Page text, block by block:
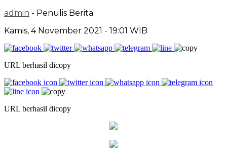
admin - Penulis Berita
Kamis, 4 November 2021 - 19:01 WIB
URL berhasil dicopy
URL berhasil dicopy